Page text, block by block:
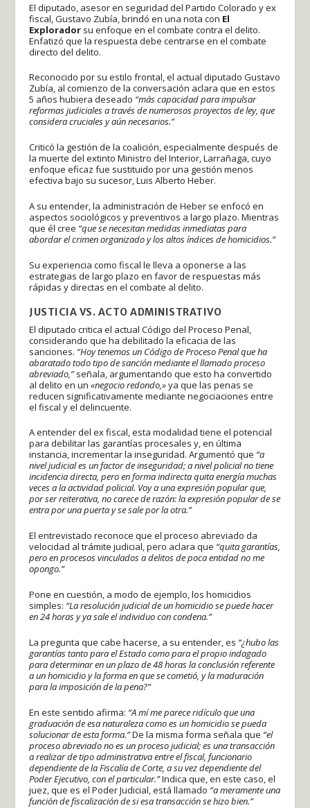
El diputado, asesor en seguridad del Partido Colorado y ex
fiscal, Gustavo Zubía, brindó en una nota con El
Explorador su enfoque en el combate contra el delito.
Enfatizó que la respuesta debe centrarse en el combate
directo del delito.
Reconocido por su estilo frontal, el actual diputado Gustavo
Zubía, al comienzo de la conversación aclara que en estos
5 años hubiera deseado “más capacidad para impulsar
reformas judiciales a través de numerosos proyectos de ley, que
considera cruciales y aún necesarios.”
Criticó la gestión de la coalición, especialmente después de
la muerte del extinto Ministro del Interior, Larrañaga, cuyo
enfoque eficaz fue sustituido por una gestión menos
efectiva bajo su sucesor, Luis Alberto Heber.
A su entender, la administración de Heber se enfocó en
aspectos sociológicos y preventivos a largo plazo. Mientras
que él cree “que se necesitan medidas inmediatas para
abordar el crimen organizado y los altos índices de homicidios.”
Su experiencia como fiscal le lleva a oponerse a las
estrategias de largo plazo en favor de respuestas más
rápidas y directas en el combate al delito.
JUSTICIA VS. ACTO ADMINISTRATIVO
El diputado critica el actual Código del Proceso Penal,
considerando que ha debilitado la eficacia de las
sanciones. “Hoy tenemos un Código de Proceso Penal que ha
abaratado todo tipo de sanción mediante el llamado proceso
abreviado,”señala, argumentando que esto ha convertido
al delito en un«negocio redondo,»ya que las penas se
reducen significativamente mediante negociaciones entre
el fiscal y el delincuente.
A entender del ex fiscal, esta modalidad tiene el potencial
para debilitar las garantías procesales y, en última
instancia, incrementar la inseguridad. Argumentó que “a
nivel judicial es un factor de inseguridad; a nivel policial no tiene
incidencia directa, pero en forma indirecta quita energía muchas
veces a la actividad policial. Voy a una expresión popular que,
por ser reiterativa, no carece de razón: la expresión popular de se
entra por una puerta y se sale por la otra.”
El entrevistado reconoce que el proceso abreviado da
velocidad al trámite judicial, pero aclara que “quita garantías,
pero en procesos vinculados a delitos de poca entidad no me
opongo.”
Pone en cuestión, a modo de ejemplo, los homicidios
simples: “La resolución judicial de un homicidio se puede hacer
en 24 horas y ya sale el individuo con condena.”
La pregunta que cabe hacerse, a su entender, es “¿hubo las
garantías tanto para el Estado como para el propio indagado
para determinar en un plazo de 48 horas la conclusión referente
a un homicidio y la forma en que se cometió, y la maduración
para la imposición de la pena?”
En este sentido afirma: “A mí me parece ridículo que una
graduación de esa naturaleza como es un homicidio se pueda
solucionar de esta forma.”De la misma forma señala que “el
proceso abreviado no es un proceso judicial; es una transacción
a realizar de tipo administrativa entre el fiscal, funcionario
dependiente de la Fiscalía de Corte, a su vez dependiente del
Poder Ejecutivo, con el particular.”Indica que, en este caso, el
juez, que es el Poder Judicial, está llamado “a meramente una
función de fiscalización de si esa transacción se hizo bien.”